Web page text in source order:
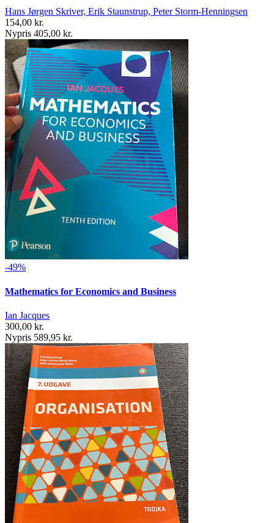
Hans Jørgen Skriver, Erik Staunstrup, Peter Storm-Henningsen
154,00 kr.
Nypris 405,00 kr.
-49%
Mathematics for Economics and Business
Ian Jacques
300,00 kr.
Nypris 589,95 kr.